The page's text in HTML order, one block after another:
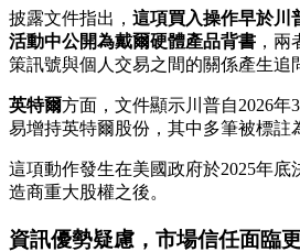
披露文件指出， 這項買入操作早於川
活動中公開為戴爾硬體產品背書 ，
策訊號與個人交易之間的關係產生追
英特爾方面，文件顯示川普自2026年
易增持英特爾股份，其中多筆被標註
這項動作發生在美國政府於2025年底
造商重大股權之後。
資訊優勢疑慮，市場信任面臨